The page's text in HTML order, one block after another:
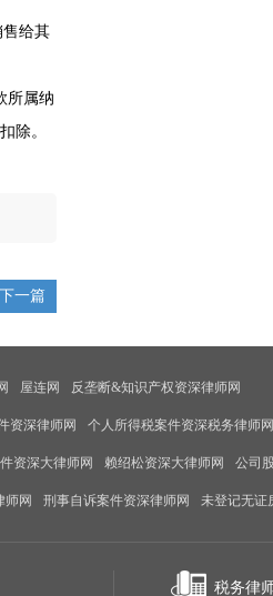
给其
所属纳
除。
下一篇
屋连网 反垄断&知识产权资深律师网
资深律师网 个人所得税案件资深税务律师网
资深大律师网 赖绍松资深大律师网 公司
师网 刑事自诉案件资深律师网 未登记无证
税务律